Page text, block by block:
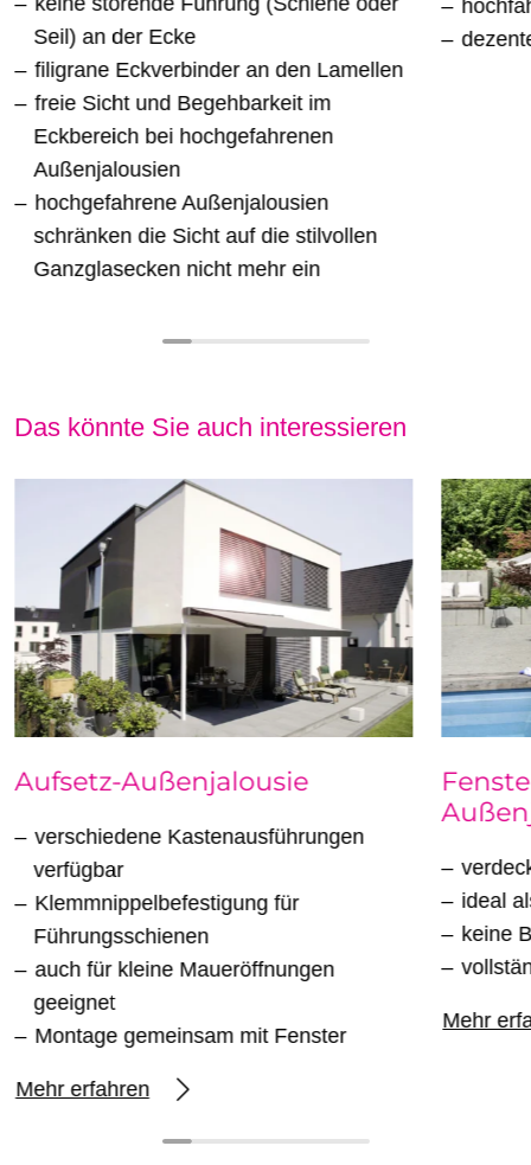
Seil) an der Ecke
filigrane Eckverbinder an den Lamellen
freie Sicht und Begehbarkeit im
Eckbereich bei hochgefahrenen
Außenjalousien
hochgefahrene Außenjalousien
schränken die Sicht auf die stilvollen
Ganzglasecken nicht mehr ein
Das könnte Sie auch interessieren
Aufsetz-Außenjalousie
verschiedene Kastenausführungen
verfügbar
Klemmnippelbefestigung für
Führungsschienen
auch für kleine Maueröffnungen
geeignet
Montage gemeinsam mit Fenster
Mehr erfahren
ideal
keine
Mehr